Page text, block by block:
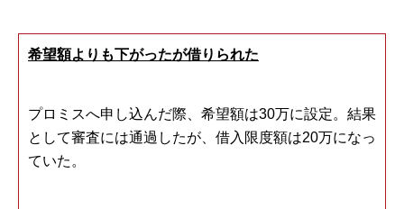
希望額よりも下がったが借りられた
プロミスへ申し込んだ際、希望額は30万に設定。結果
として審査には通過したが、借入限度額は20万になっ
ていた。